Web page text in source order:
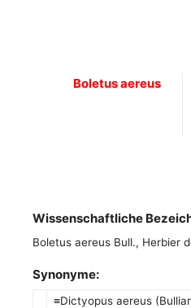
Boletus aereus
Wissenschaftliche
Boletus aereus Bull., Herbier
Synonyme:
≡Dictyopus aereus